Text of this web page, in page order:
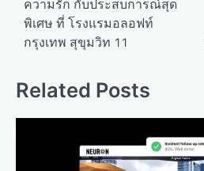
a
ความรัก กับประสบการณ์สุด
พิเศษ ที่ โรงแรมอลอฟท์
กรุงเทพ สุขุมวิท 11
Related Posts